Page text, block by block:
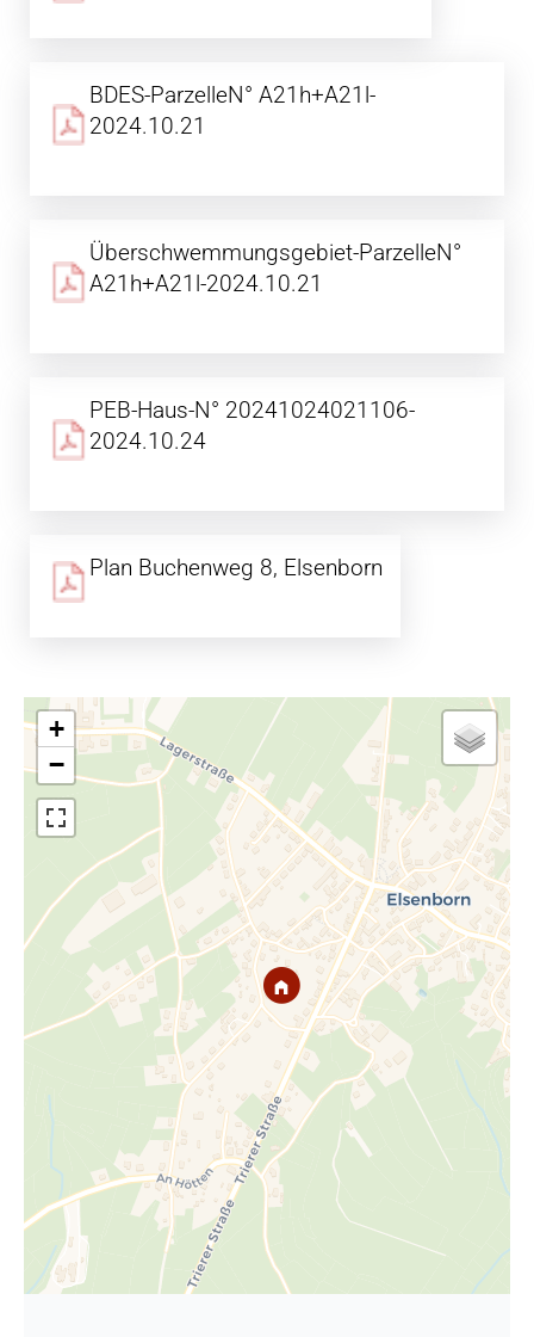
BDES-ParzelleN° A21h+A21l-
2024.10.21
Überschwemmungsgebiet-ParzelleN°
A21h+A21l-2024.10.21
PEB-Haus-N° 20241024021106-
2024.10.24
Plan Buchenweg 8, Elsenborn
+
−